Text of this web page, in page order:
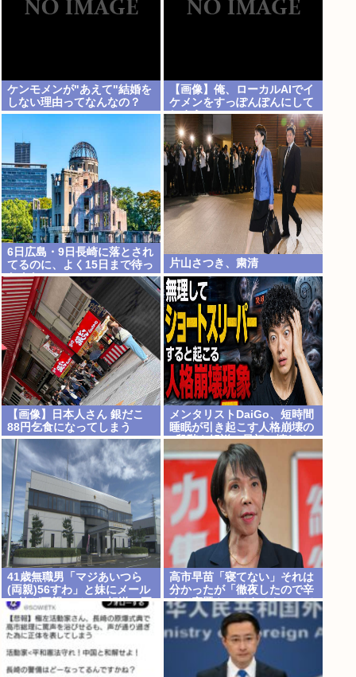
ケンモメンが"あえて"結婚を
しない理由ってなんなの？
【画像】俺、ローカルAIでイ
ケメンをすっぽんぽんにして
しまうwww
6日広島・9日長崎に落とされ
てるのに、よく15日まで待っ
たよな
片山さつき、粛清
【画像】日本人さん 銀だこ
88円乞食になってしまう
メンタリストDaiGo、短時間
睡眠が引き起こす人格崩壊の
5段階を解説…最初に壊れる
のは眠気ではなく「心の余
白」
41歳無職男「マジあいつら
(両親)56すわ」と妹にメール
→妹が両親にメール転送→両
親が警察に相談→無職おじ逮
捕
高市早苗「寝てない」それは
分かったが「徹夜したので辛
くて宿題やってません」って
言う奴高市早苗以外に見たこ
とないのだが